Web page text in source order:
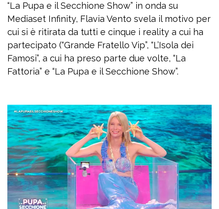
“La Pupa e il Secchione Show” in onda su
Mediaset Infinity, Flavia Vento svela il motivo per
cui si è ritirata da tutti e cinque i reality a cui ha
partecipato (“Grande Fratello Vip”, “L’Isola dei
Famosi”, a cui ha preso parte due volte, “La
Fattoria” e “La Pupa e il Secchione Show”.